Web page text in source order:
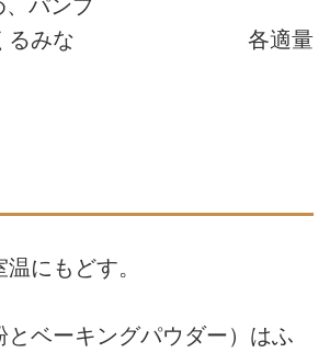
パンプ
るみな
各適量
にもどす。
とベーキングパウダー）はふ